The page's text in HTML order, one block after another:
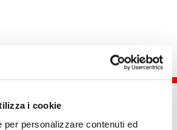
i cookie
per personalizzare contenuti ed